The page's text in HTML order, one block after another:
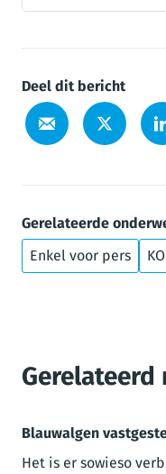
Deel dit bericht
Gerelateerde
Enkel voor pers
Gerelateerd
Blauwalgen
Het is er sowieso